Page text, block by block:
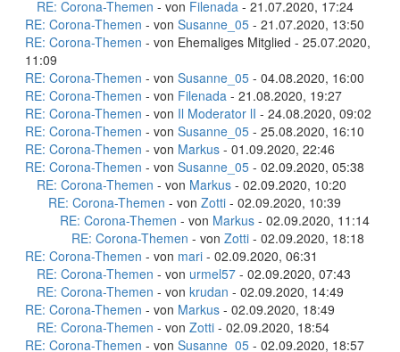
RE: Corona-Themen - von Filenada - 21.07.2020, 17:24
RE: Corona-Themen - von Susanne_05 - 21.07.2020, 13:50
RE: Corona-Themen - von Ehemaliges Mitglied - 25.07.2020,
11:09
RE: Corona-Themen - von Susanne_05 - 04.08.2020, 16:00
RE: Corona-Themen - von Filenada - 21.08.2020, 19:27
RE: Corona-Themen - von Il Moderator lI - 24.08.2020, 09:02
RE: Corona-Themen - von Susanne_05 - 25.08.2020, 16:10
RE: Corona-Themen - von Markus - 01.09.2020, 22:46
RE: Corona-Themen - von Susanne_05 - 02.09.2020, 05:38
RE: Corona-Themen - von Markus - 02.09.2020, 10:20
RE: Corona-Themen - von Zotti - 02.09.2020, 10:39
RE: Corona-Themen - von Markus - 02.09.2020, 11:14
RE: Corona-Themen - von Zotti - 02.09.2020, 18:18
RE: Corona-Themen - von mari - 02.09.2020, 06:31
RE: Corona-Themen - von urmel57 - 02.09.2020, 07:43
RE: Corona-Themen - von krudan - 02.09.2020, 14:49
RE: Corona-Themen - von Markus - 02.09.2020, 18:49
RE: Corona-Themen - von Zotti - 02.09.2020, 18:54
RE: Corona-Themen - von Susanne_05 - 02.09.2020, 18:57